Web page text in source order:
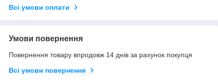
Всі умови оплати
Умови повернення
Повернення товару впродовж 14 днів за рахунок покупця
Всі умови повернення